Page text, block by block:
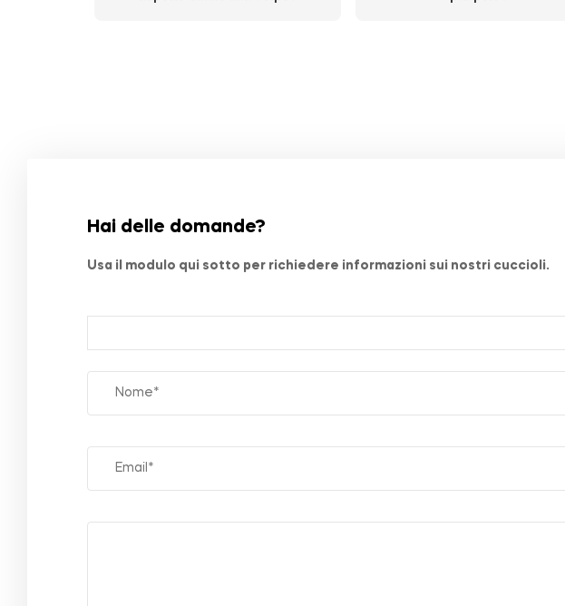
Hai delle domande?
Usa il modulo qui sotto per richiedere informazioni sui nostri cuccioli.